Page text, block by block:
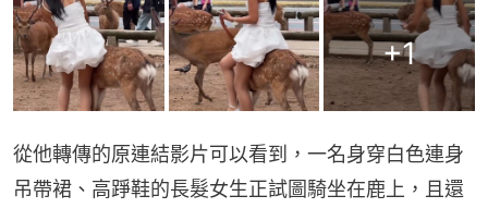
+1
從他轉傳的原連結影片可以看到，一名身穿白色連身
吊帶裙、高踭鞋的長髮女生正試圖騎坐在鹿上，且還